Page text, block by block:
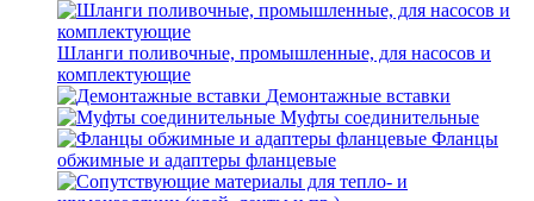
Шланги поливочные, промышленные, для насосов и
комплектующие
Демонтажные вставки
Муфты соединительные
Фланцы
обжимные и адаптеры фланцевые